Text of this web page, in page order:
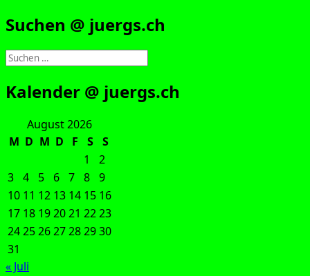
Suchen @ juergs.ch
Suchen
nach:
Kalender @ juergs.ch
August 2026
M D M D F S
S
1
2
3 4 5 6 7 8 9
10 11 12 13 14 15 16
17 18 192021 2223
24252627282930
31
« Juli